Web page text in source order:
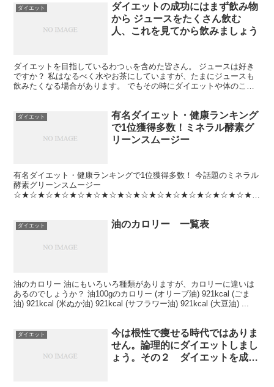
ダイエット
ダイエットの成功にはまず飲み物
から ジュースをたくさん飲む
人、これを見てから飲みましょう
ダイエットを目指しているわつぃを含めた皆さん。 ジュースは好き
ですか？ 私はなるべく水やお茶にしていますが、たまにジュースも
飲みたくなる場合があります。 でもその時にダイエットや体のこと
ダイエット
有名ダイエット・健康ランキング
で1位獲得多数！ミネラル酵素グ
リーンスムージー
有名ダイエット・健康ランキングで1位獲得多数！ 今話題のミネラル
酵素グリーンスムージー
☆★☆★☆★☆★☆★☆★☆★☆★☆★☆★☆★☆★☆★☆★☆★
ダイエット 油のカロリー 一覧表
油のカロリー 油にもいろいろ種類がありますが、カロリーに違いは
あるのでしょうか？ 油100gのカロリー (オリーブ油) 921kcal (ごま
油) 921kcal (米ぬか油) 921kcal (サフラワー油) 921kcal (大豆油) ...
ダイエット
今は根性で痩せる時代ではありま
せん。論理的にダイエットしまし
ょう。その２ ダイエットを成功